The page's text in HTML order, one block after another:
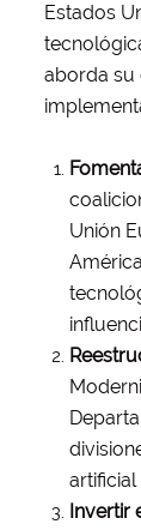
Estados
aborda su
Unión
Invertir